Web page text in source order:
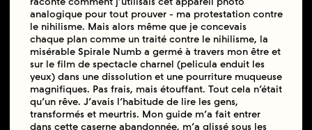
analogique pour tout prouver - ma protestation contre
le nihilisme. Mais alors même que je concevais
chaque plan comme un traité contre le nihilisme, la
misérable Spirale Numb a germé à travers mon être et
sur le film de spectacle charnel (pelicula enduit les
yeux) dans une dissolution et une pourriture muqueuse
magnifiques. Pas frais, mais étouffant. Tout cela n’était
qu’un rêve. J’avais l’habitude de lire les gens,
transformés et meurtris. Mon guide m’a fait entrer
dans cette caserne abandonnée, m’a glissé sous les